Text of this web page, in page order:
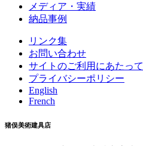
メディア・実績
納品事例
リンク集
お問い合わせ
サイトのご利用にあたって
プライバシーポリシー
English
French
猪俣美術建具店